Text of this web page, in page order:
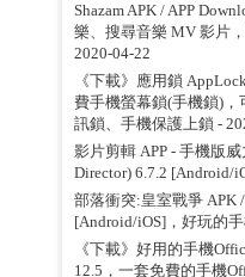
Shazam APK / APP
樂、搜尋音樂 MV 影片
2020-04-22
《下載》應用鎖
費手機螢幕鎖(手機鎖)
訊鎖、手機保護上鎖 -
影片剪輯 APP - 手機版威
Director) 6.7.2 [Android/
部落衝突:皇室戰爭 APK /
[Android/iOS]，好玩的
《下載》好用的手機
12.5，一套免費的手機